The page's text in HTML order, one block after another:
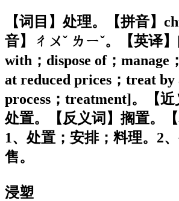
【词目】处理。【拼音】
音】ㄔㄨˇ ㄌㄧˇ。【英译
with；dispose of；manage
at reduced prices；treat by
process；treatment]。【近
处置。【反义词】搁置。【
1、处置；安排；料理。2
售。
浸塑